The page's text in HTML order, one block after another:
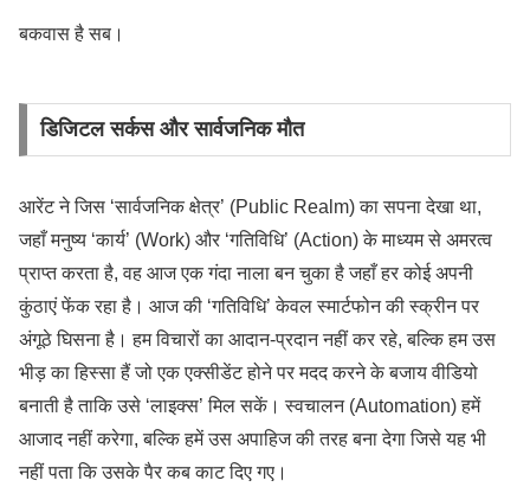
बकवास है सब।
डिजिटल सर्कस और सार्वजनिक मौत
आरेंट ने जिस ‘सार्वजनिक क्षेत्र’ (Public Realm) का सपना देखा था,
जहाँ मनुष्य ‘कार्य’ (Work) और ‘गतिविधि’ (Action) के माध्यम से अमरत्व
प्राप्त करता है, वह आज एक गंदा नाला बन चुका है जहाँ हर कोई अपनी
कुंठाएं फेंक रहा है। आज की ‘गतिविधि’ केवल स्मार्टफोन की स्क्रीन पर
अंगूठे घिसना है। हम विचारों का आदान-प्रदान नहीं कर रहे, बल्कि हम उस
भीड़ का हिस्सा हैं जो एक एक्सीडेंट होने पर मदद करने के बजाय वीडियो
बनाती है ताकि उसे ‘लाइक्स’ मिल सकें। स्वचालन (Automation) हमें
आजाद नहीं करेगा, बल्कि हमें उस अपाहिज की तरह बना देगा जिसे यह भी
नहीं पता कि उसके पैर कब काट दिए गए।